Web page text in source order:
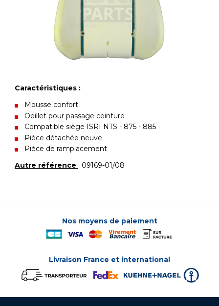
Caractéristiques :
Mousse confort
Oeillet pour passage ceinture
Compatible siège ISRI NTS - 875 - 885
Pièce détachée neuve
Pièce de ramplacement
Autre référence : 09169-01/08
Nos moyens de paiement
Livraison France et international